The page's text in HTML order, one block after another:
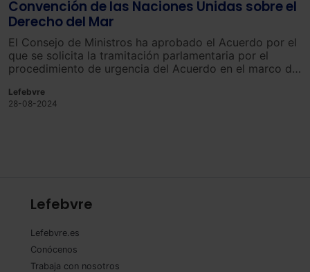
Convención de las Naciones Unidas sobre el
Derecho del Mar
El Consejo de Ministros ha aprobado el Acuerdo por el
que se solicita la tramitación parlamentaria por el
procedimiento de urgencia del Acuerdo en el marco de
Derecho del Mar relativo a la conservación y el uso
sostenible de la diversidad biológica marina de las
Lefebvre
28-08-2024
Lefebvre
Lefebvre.es
Conócenos
Trabaja con nosotros